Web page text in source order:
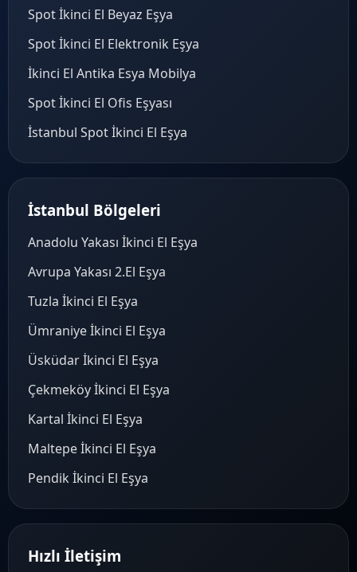
Spot İkinci El Beyaz Eşya
Spot İkinci El Elektronik Eşya
İkinci El Antika Esya Mobilya
Spot İkinci El Ofis Eşyası
İstanbul Spot İkinci El Eşya
İstanbul Bölgeleri
Anadolu Yakası İkinci El Eşya
Avrupa Yakası 2.El Eşya
Tuzla İkinci El Eşya
Ümraniye İkinci El Eşya
Üsküdar İkinci El Eşya
Çekmeköy İkinci El Eşya
Kartal İkinci El Eşya
Maltepe İkinci El Eşya
Pendik İkinci El Eşya
Hızlı İletişim